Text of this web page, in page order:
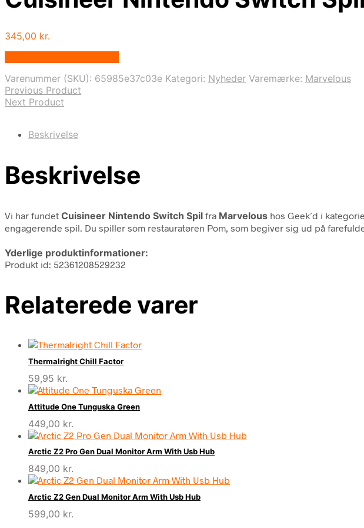
345,00 kr.
Varenummer (SKU): 65985e37c03e Kategori: Nyheder Varemærke: Marvelous
Previous Product
Next Product
Beskrivelse
Beskrivelse
Vi har fundet Cuisineer Nintendo Switch Spil fra Marvelous hos Geek´d i
engagerende spil. Du spiller som restauratøren Pom, som begiver sig ud på
Yderlige produktinformationer:
Produkt id: 52361208529232
Relaterede varer
Thermalright Chill Factor
59,95 kr.
Attitude One Tunguska Green
449,00 kr.
Arctic Z2 Pro Gen Dual Monitor Arm With Usb Hub
849,00 kr.
Arctic Z2 Gen Dual Monitor Arm With Usb Hub
599,00 kr.